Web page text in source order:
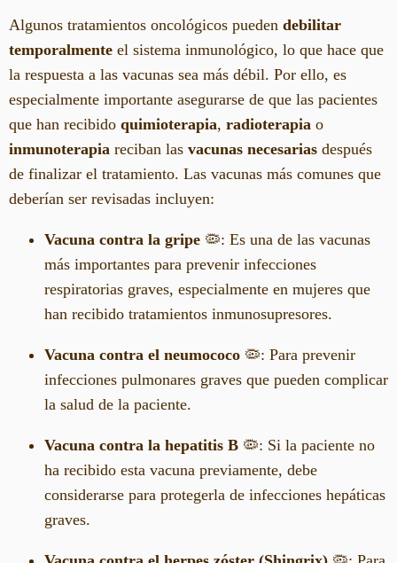
Algunos tratamientos oncológicos pueden debilitar
temporalmente el sistema inmunológico, lo que hace que
la respuesta a las vacunas sea más débil. Por ello, es
especialmente importante asegurarse de que las pacientes
que han recibido quimioterapia, radioterapia o
inmunoterapia reciban las vacunas necesarias después
de finalizar el tratamiento. Las vacunas más comunes que
deberían ser revisadas incluyen:
Vacuna contra la gripe 🦠: Es una de las vacunas
más importantes para prevenir infecciones
respiratorias graves, especialmente en mujeres que
han recibido tratamientos inmunosupresores.
Vacuna contra el neumococo 🦠: Para prevenir
infecciones pulmonares graves que pueden complicar
la salud de la paciente.
Vacuna contra la hepatitis B 🦠: Si la paciente no
ha recibido esta vacuna previamente, debe
considerarse para protegerla de infecciones hepáticas
graves.